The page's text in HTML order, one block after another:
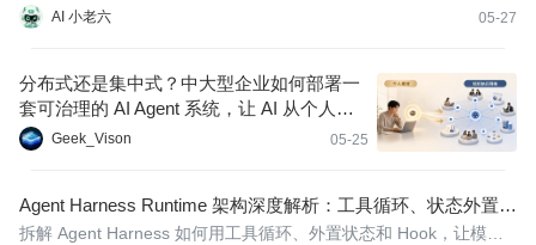
AI 小老六 05-27
上下文时保住 Prompt Cache 折扣。
分布式还是集中式？中大型企业如何部署一
套可治理的 AI Agent 系统，让 AI 从个人提
效到组织改造
Geek_Vison 05-25
Agent Harness Runtime 架构深度解析：工具循环、状态外置与
长程任务调度
拆解 Agent Harness 如何用工具循环、外置状态和 Hook，让模型